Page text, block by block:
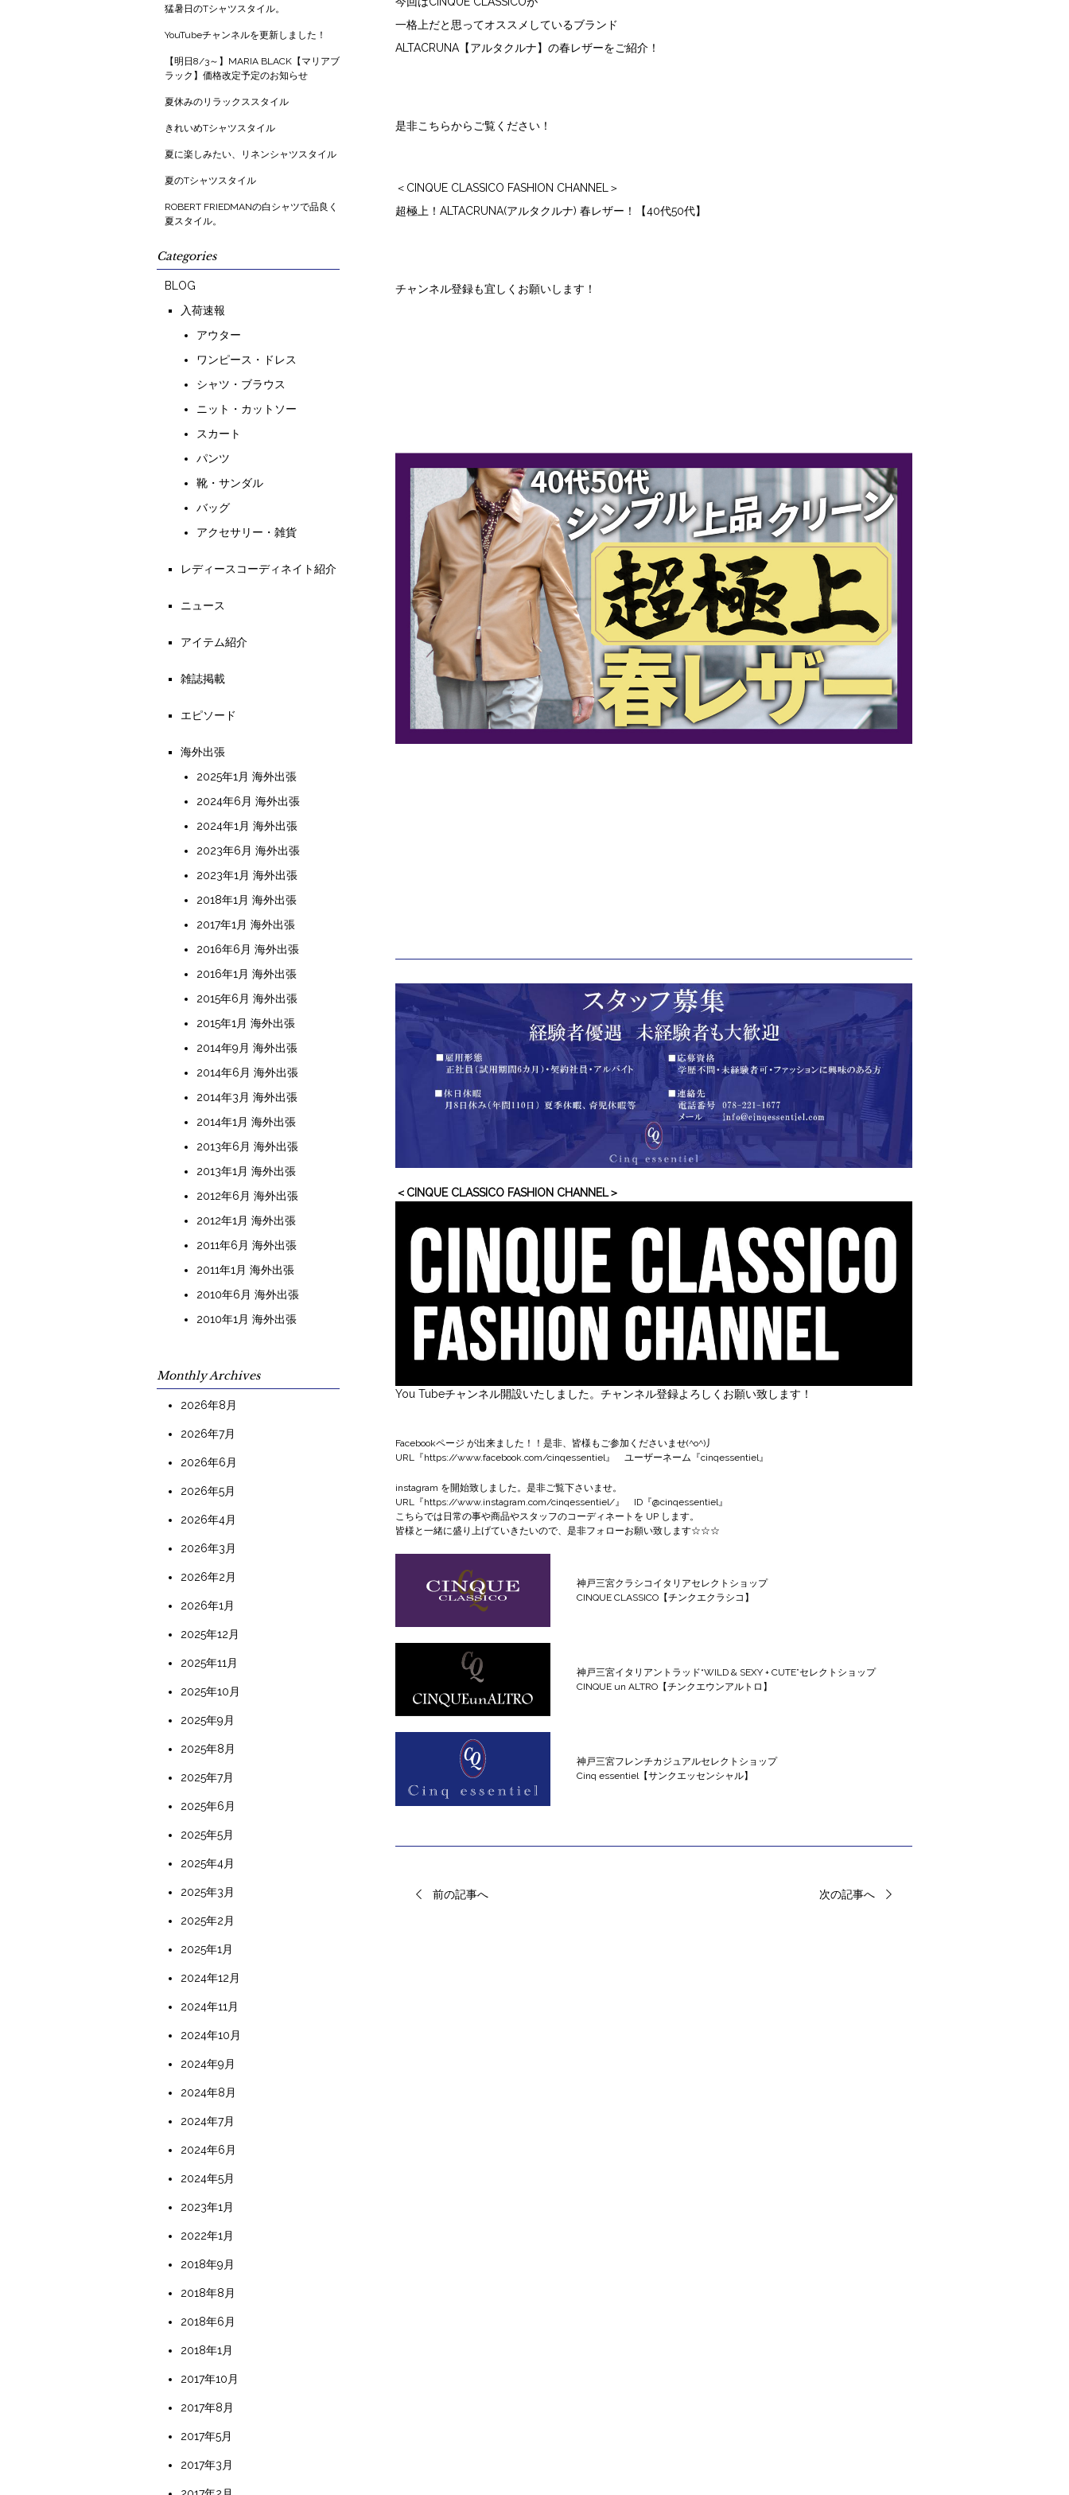
一格上だと思ってオススメしているブランド
ALTACRUNA【アルタクルナ】の春レザーをご紹介！
是非こちらからご覧ください！
＜CINQUE CLASSICO FASHION CHANNEL＞
超極上！ALTACRUNA(アルタクルナ) 春レザー！【40代50代】
チャンネル登録も宜しくお願いします！
＜CINQUE CLASSICO FASHION CHANNEL＞
You Tubeチャンネル開設いたしました。チャンネル登録よろしくお願い致します！
Facebookページ が出来ました！！是非、皆様もご参加くださいませ(^o^)丿
URL『https://www.facebook.com/cinqessentiel』 ユーザーネーム『cinqessentiel』
instagram を開始致しました。是非ご覧下さいませ。
URL『https://www.instagram.com/cinqessentiel/』 ID『@cinqessentiel』
こちらでは日常の事や商品やスタッフのコーディネートを UP します。
皆様と一緒に盛り上げていきたいので、是非フォローお願い致します☆☆☆
神戸三宮クラシコイタリアセレクトショップ
CINQUE CLASSICO【チンクエクラシコ】
神戸三宮イタリアントラッド“WILD & SEXY + CUTE”セレクトショップ
CINQUE un ALTRO【チンクエウンアルトロ】
神戸三宮フレンチカジュアルセレクトショップ
Cinq essentiel【サンクエッセンシャル】
前の記事へ 次の記事へ
猛暑日のTシャツスタイル。
YouTubeチャンネルを更新しました！
【明日8/3～】MARIA BLACK【マリアブ
ラック】価格改定予定のお知らせ
夏休みのリラックススタイル
きれいめTシャツスタイル
夏に楽しみたい、リネンシャツスタイル
夏のTシャツスタイル
ROBERT FRIEDMANの白シャツで品良く
夏スタイル。
Categories
BLOG
入荷速報
アウター
ワンピース・ドレス
シャツ・ブラウス
ニット・カットソー
スカート
パンツ
靴・サンダル
バッグ
アクセサリー・雑貨
レディースコーディネイト紹介
ニュース
アイテム紹介
雑誌掲載
エピソード
海外出張
2025年1月 海外出張
2024年6月 海外出張
2024年1月 海外出張
2023年6月 海外出張
2023年1月 海外出張
2018年1月 海外出張
2017年1月 海外出張
2016年6月 海外出張
2016年1月 海外出張
2015年6月 海外出張
2015年1月 海外出張
2014年9月 海外出張
2014年6月 海外出張
2014年3月 海外出張
2014年1月 海外出張
2013年6月 海外出張
2013年1月 海外出張
2012年6月 海外出張
2012年1月 海外出張
2011年6月 海外出張
2011年1月 海外出張
2010年6月 海外出張
2010年1月 海外出張
Monthly Archives
2026年8月
2026年7月
2026年6月
2026年5月
2026年4月
2026年3月
2026年2月
2026年1月
2025年12月
2025年11月
2025年10月
2025年9月
2025年8月
2025年7月
2025年6月
2025年5月
2025年4月
2025年3月
2025年2月
2025年1月
2024年12月
2024年11月
2024年10月
2024年9月
2024年8月
2024年7月
2024年6月
2024年5月
2023年1月
2022年1月
2018年9月
2018年8月
2018年6月
2018年1月
2017年10月
2017年8月
2017年5月
2017年3月